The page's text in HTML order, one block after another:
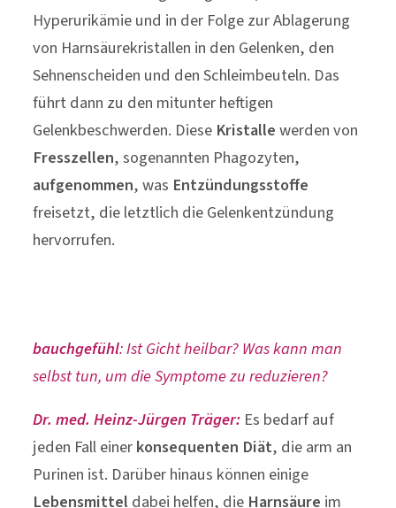
Hyperurikämie und in der Folge zur Ablagerung
von Harnsäurekristallen in den Gelenken, den
Sehnenscheiden und den Schleimbeuteln. Das
führt dann zu den mitunter heftigen
Gelenkbeschwerden. Diese Kristallewerden von
Fresszellen, sogenannten Phagozyten,
aufgenommen, was Entzündungsstoffe
freisetzt, die letztlich die Gelenkentzündung
hervorrufen.
bauchgefühl: Ist Gicht heilbar? Was kann man
selbst tun, um die Symptome zu reduzieren?
Dr. med. Heinz-Jürgen Träger: Es bedarf auf
jeden Fall einerkonsequenten Diät, die arm an
Purinen ist. Darüber hinaus können einige
Lebensmitteldabei helfen, die Harnsäure im